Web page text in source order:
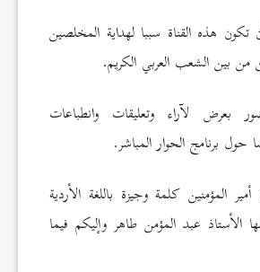
تكون هذه القناة سببا لهداية المخلصين
من بين الشعب العربي الكريم.
بعرض لآراء وتعليقات وانطباعات
برنامج الحوار المباشر.
المؤمنين كلمة وجيزة باللغة الأردية
الأستاذ عبد المؤمن طاهر وإليكم فيما